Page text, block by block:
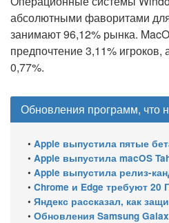
абсолютными фаворитами
занимают 96,12% рынка.
предпочтение 3,11%
0,77%.
Обновления программ, что
• Apple выпустила пятые бета-версии
• Apple выпустила macOS Tahoe 26.6.2
• Apple выпустила релиз-кандидаты iOS 26.6.1 и iPadOS 26.6.1
• Chrome и Edge требуют 20 ГБ
• Яндекс рассказал, как защищает детей в своих
• Обновления Samsung Galaxy (3 – 9 августа 2026): Подготовка One